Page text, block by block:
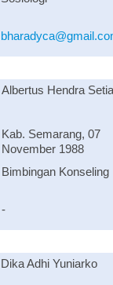
Albertus Hendra
Kab. Semarang, 07
November 1988
Bimbingan Konseling
-
Dika Adhi Yuniarko